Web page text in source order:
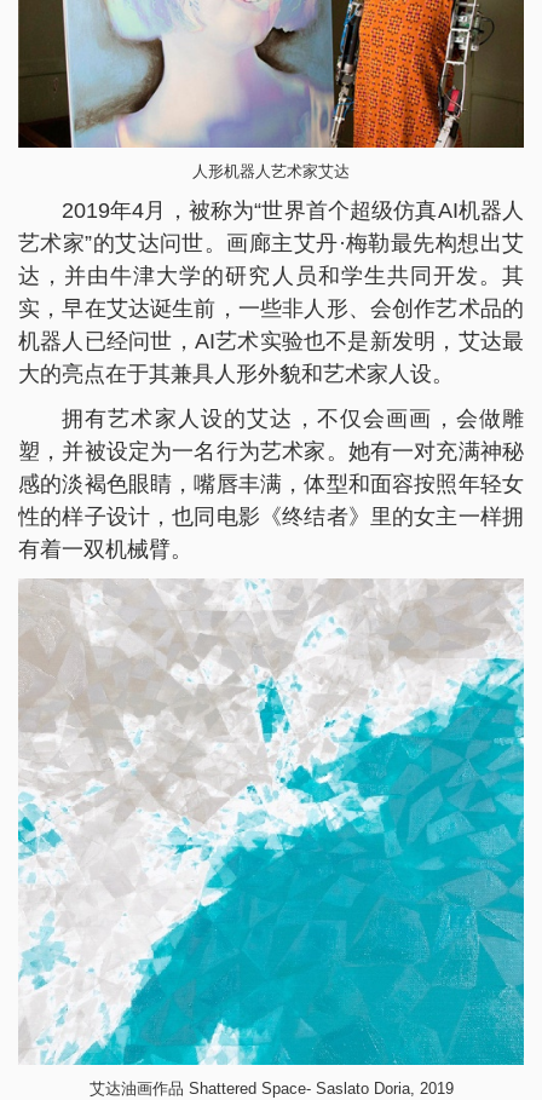
人形机器人艺术家艾达
2019年4月，被称为“世界首个超级仿真AI机器人
艺术家”的艾达问世。画廊主艾丹·梅勒最先构想出艾
达，并由牛津大学的研究人员和学生共同开发。其
实，早在艾达诞生前，一些非人形、会创作艺术品的
机器人已经问世，AI艺术实验也不是新发明，艾达最
大的亮点在于其兼具人形外貌和艺术家人设。
拥有艺术家人设的艾达，不仅会画画，会做雕
塑，并被设定为一名行为艺术家。她有一对充满神秘
感的淡褐色眼睛，嘴唇丰满，体型和面容按照年轻女
性的样子设计，也同电影《终结者》里的女主一样拥
有着一双机械臂。
艾达油画作品 Shattered Space- Saslato Doria, 2019